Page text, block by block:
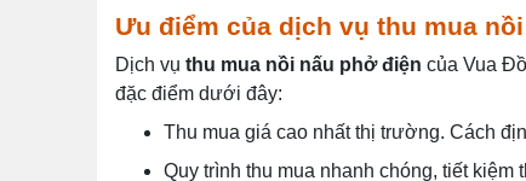
Ưu điểm của dịch vụ thu mua
Dịch vụ thu mua nồi nấu phở điện của Vua
đặc điểm dưới đây:
Thu mua giá cao nhất thị trường. Cách
Quy trình thu mua nhanh chóng, tiết